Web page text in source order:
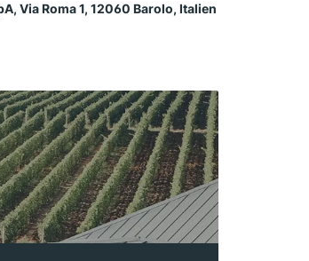
Via Roma 1, 12060 Barolo, Italien